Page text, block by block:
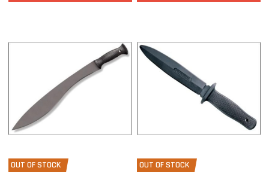
OUT OF STOCK
OUT OF STOCK